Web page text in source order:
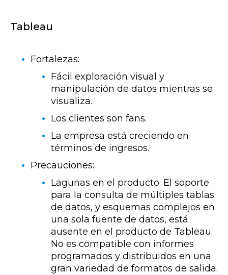
Tableau
Fortalezas:
Fácil exploración visual y
manipulación de datos mientras se
visualiza.
Los clientes son fans.
La empresa está creciendo en
términos de ingresos.
Precauciones:
Lagunas en el producto: El soporte
para la consulta de múltiples tablas
de datos, y esquemas complejos en
una sola fuente de datos, está
ausente en el producto de Tableau.
No es compatible con informes
programados y distribuidos en una
gran variedad de formatos de salida.